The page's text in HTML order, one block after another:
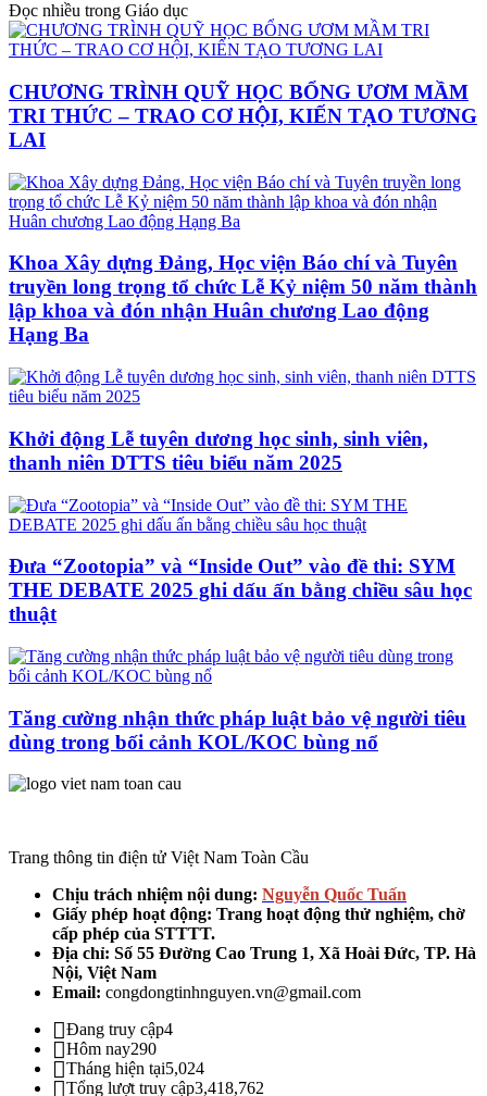
Đọc nhiều trong Giáo dục
CHƯƠNG TRÌNH QUỸ HỌC BỔNG ƯƠM MẦM
TRI THỨC – TRAO CƠ HỘI, KIẾN TẠO TƯƠNG
LAI
Khoa Xây dựng Đảng, Học viện Báo chí và Tuyên
truyền long trọng tổ chức Lễ Kỷ niệm 50 năm thành
lập khoa và đón nhận Huân chương Lao động
Hạng Ba
Khởi động Lễ tuyên dương học sinh, sinh viên,
thanh niên DTTS tiêu biểu năm 2025
Đưa “Zootopia” và “Inside Out” vào đề thi: SYM
THE DEBATE 2025 ghi dấu ấn bằng chiều sâu học
thuật
Tăng cường nhận thức pháp luật bảo vệ người tiêu
dùng trong bối cảnh KOL/KOC bùng nổ
Trang thông tin điện tử Việt Nam Toàn Cầu
Chịu trách nhiệm nội dung: Nguyễn Quốc Tuấn
Giấy phép hoạt động: Trang hoạt động thử nghiệm, chờ
cấp phép của STTTT.
Địa chỉ: Số 55 Đường Cao Trung 1, Xã Hoài Đức, TP. Hà
Nội, Việt Nam
Email: congdongtinhnguyen.vn@gmail.com
Đang truy cập4
Hôm nay290
Tháng hiện tại5,024
Tổng lượt truy cập3,418,762